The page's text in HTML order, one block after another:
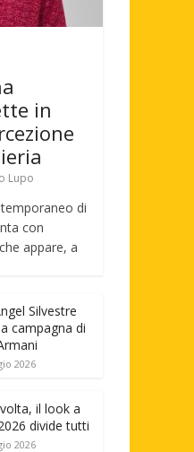
in
Lupo
di
con
appare, a
Silvestre
campagna di
2026
il look a
divide tutti
2026